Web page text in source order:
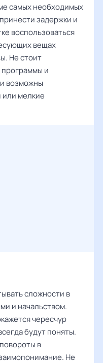
самых необходимых
задержки и
воспользоваться
вещах
Не стоит
и
возможны
или мелкие
сложности в
и начальством.
чересчур
будут поняты.
в
Не